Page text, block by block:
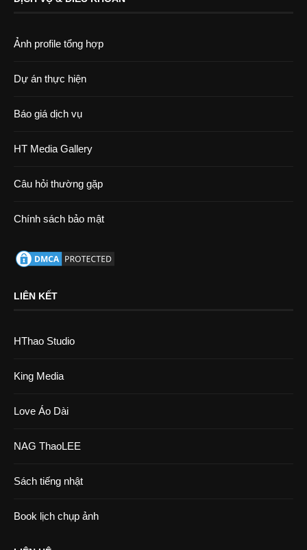
Ảnh profile tổng hợp
Dự án thực hiện
Báo giá dịch vụ
HT Media Gallery
Câu hỏi thường gặp
Chính sách bảo mật
LIÊN KẾT
HThao Studio
King Media
Love Áo Dài
NAG ThaoLEE
Sách tiếng nhật
Book lịch chụp ảnh